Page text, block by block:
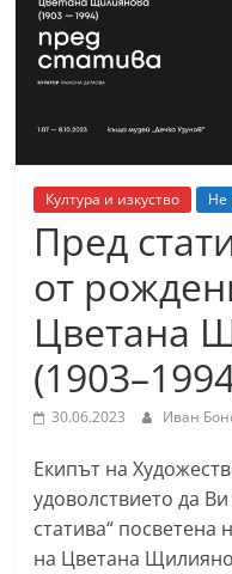
К
з
н
ъ
к
и
б
л
с
т
С
Култура и изкуство Не
Пред
от
Цветана
30.06.2023 Иван
Екипът на
удоволствието да
статива“
на Цветана